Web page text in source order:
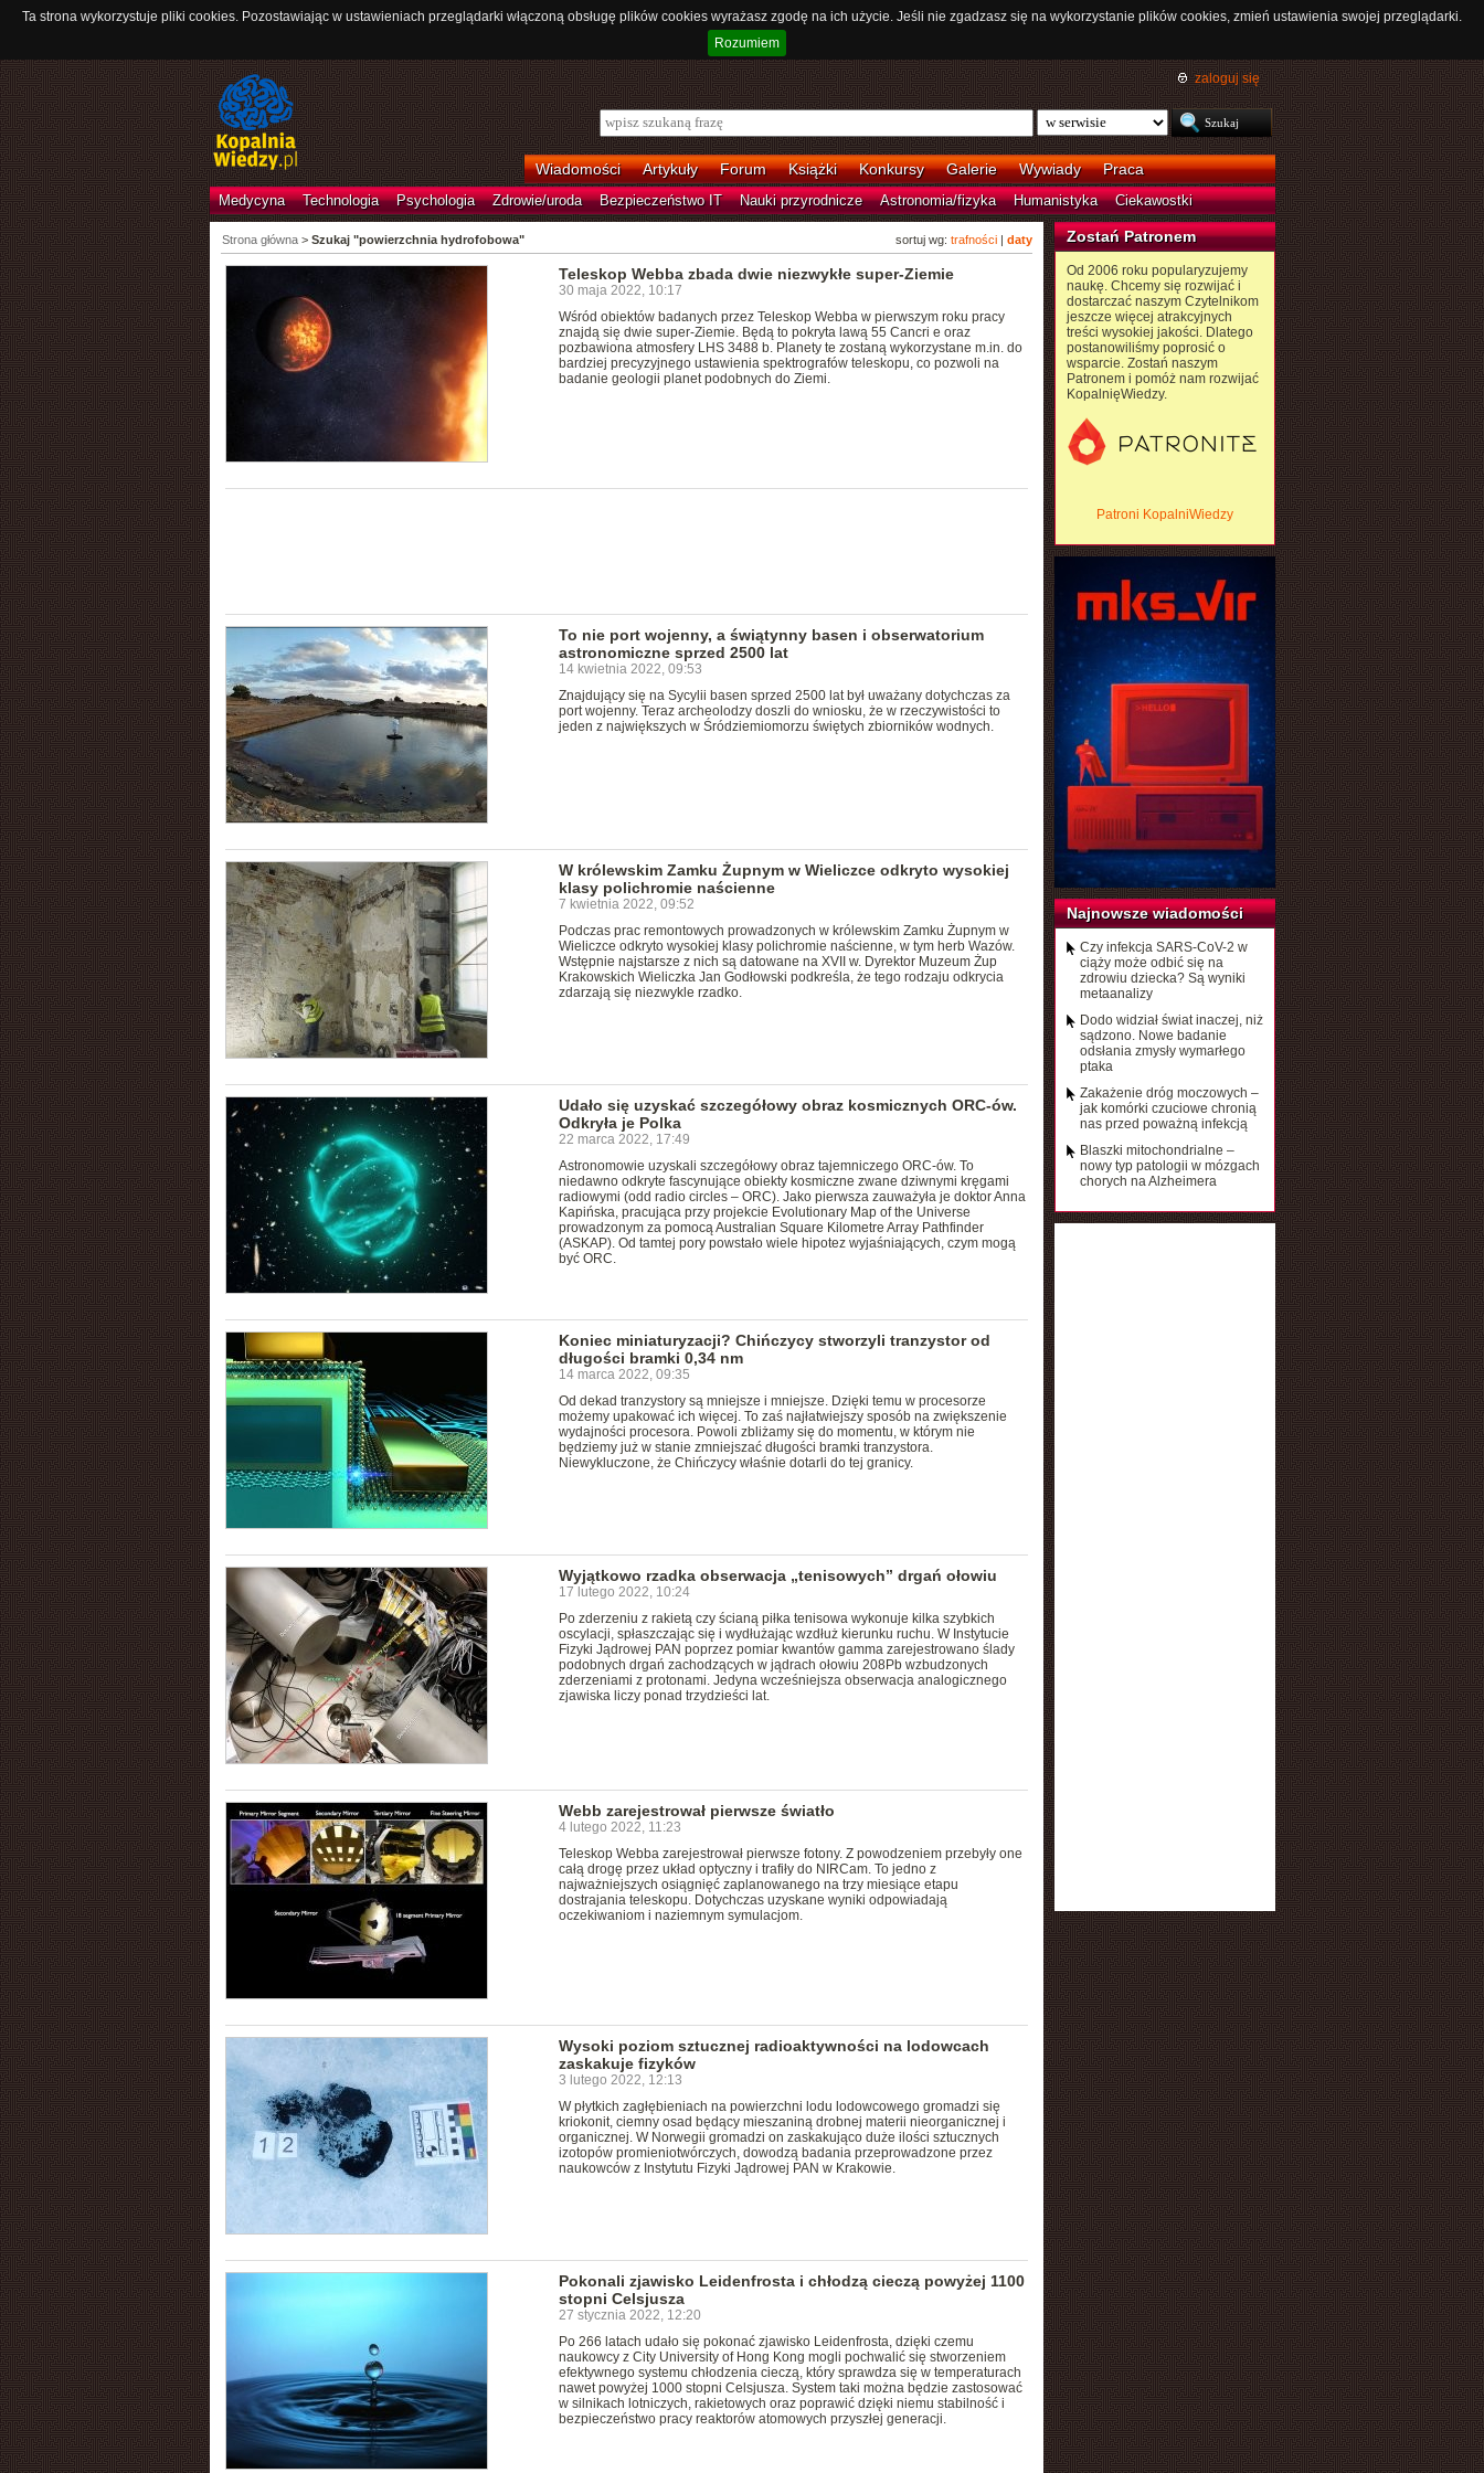
Ta strona wykorzystuje pliki cookies. Pozostawiając w ustawieniach przeglądarki włączoną obsługę plików cookies wyrażasz zgodę na ich użycie. Jeśli nie zgadzasz się na wykorzystanie plików cookies, zmień ustawienia swojej przeglądarki.
Rozumiem
zaloguj się
Wiadomości Artykuły Forum Książki Konkursy Galerie Wywiady Praca
Medycyna Technologia Psychologia Zdrowie/uroda Bezpieczeństwo IT Nauki przyrodnicze Astronomia/fizyka Humanistyka Ciekawostki
sortuj wg: trafności| daty
Strona główna> Szukaj "powierzchnia hydrofobowa"
Teleskop Webba zbada dwie niezwykłe super-Ziemie
30 maja 2022, 10:17
Wśród obiektów badanych przez Teleskop Webba w pierwszym roku pracy
znajdą się dwie super-Ziemie. Będą to pokryta lawą 55 Cancri e oraz
pozbawiona atmosfery LHS 3488 b. Planety te zostaną wykorzystane m.in. do
bardziej precyzyjnego ustawienia spektrografów teleskopu, co pozwoli na
badanie geologii planet podobnych do Ziemi.
To nie port wojenny, a świątynny basen i obserwatorium
astronomiczne sprzed 2500 lat
14 kwietnia 2022, 09:53
Znajdujący się na Sycylii basen sprzed 2500 lat był uważany dotychczas za
port wojenny. Teraz archeolodzy doszli do wniosku, że w rzeczywistości to
jeden z największych w Śródziemiomorzu świętych zbiorników wodnych.
W królewskim Zamku Żupnym w Wieliczce odkryto wysokiej
klasy polichromie naścienne
7 kwietnia 2022, 09:52
Podczas prac remontowych prowadzonych w królewskim Zamku Żupnym w
Wieliczce odkryto wysokiej klasy polichromie naścienne, w tym herb Wazów.
Wstępnie najstarsze z nich są datowane na XVII w. Dyrektor Muzeum Żup
Krakowskich Wieliczka Jan Godłowski podkreśla, że tego rodzaju odkrycia
zdarzają się niezwykle rzadko.
Udało się uzyskać szczegółowy obraz kosmicznych ORC-ów.
Odkryła je Polka
22 marca 2022, 17:49
Astronomowie uzyskali szczegółowy obraz tajemniczego ORC-ów. To
niedawno odkryte fascynujące obiekty kosmiczne zwane dziwnymi kręgami
radiowymi (odd radio circles – ORC). Jako pierwsza zauważyła je doktor Anna
Kapińska, pracująca przy projekcie Evolutionary Map of the Universe
prowadzonym za pomocą Australian Square Kilometre Array Pathfinder
(ASKAP). Od tamtej pory powstało wiele hipotez wyjaśniających, czym mogą
być ORC.
Koniec miniaturyzacji? Chińczycy stworzyli tranzystor od
długości bramki 0,34 nm
14 marca 2022, 09:35
Od dekad tranzystory są mniejsze i mniejsze. Dzięki temu w procesorze
możemy upakować ich więcej. To zaś najłatwiejszy sposób na zwiększenie
wydajności procesora. Powoli zbliżamy się do momentu, w którym nie
będziemy już w stanie zmniejszać długości bramki tranzystora.
Niewykluczone, że Chińczycy właśnie dotarli do tej granicy.
Wyjątkowo rzadka obserwacja „tenisowych” drgań ołowiu
17 lutego 2022, 10:24
Po zderzeniu z rakietą czy ścianą piłka tenisowa wykonuje kilka szybkich
oscylacji, spłaszczając się i wydłużając wzdłuż kierunku ruchu. W Instytucie
Fizyki Jądrowej PAN poprzez pomiar kwantów gamma zarejestrowano ślady
podobnych drgań zachodzących w jądrach ołowiu 208Pb wzbudzonych
zderzeniami z protonami. Jedyna wcześniejsza obserwacja analogicznego
zjawiska liczy ponad trzydzieści lat.
Webb zarejestrował pierwsze światło
4 lutego 2022, 11:23
Teleskop Webba zarejestrował pierwsze fotony. Z powodzeniem przebyły one
całą drogę przez układ optyczny i trafiły do NIRCam. To jedno z
najważniejszych osiągnięć zaplanowanego na trzy miesiące etapu
dostrajania teleskopu. Dotychczas uzyskane wyniki odpowiadają
oczekiwaniom i naziemnym symulacjom.
Wysoki poziom sztucznej radioaktywności na lodowcach
zaskakuje fizyków
3 lutego 2022, 12:13
W płytkich zagłębieniach na powierzchni lodu lodowcowego gromadzi się
kriokonit, ciemny osad będący mieszaniną drobnej materii nieorganicznej i
organicznej. W Norwegii gromadzi on zaskakująco duże ilości sztucznych
izotopów promieniotwórczych, dowodzą badania przeprowadzone przez
naukowców z Instytutu Fizyki Jądrowej PAN w Krakowie.
Pokonali zjawisko Leidenfrosta i chłodzą cieczą powyżej 1100
stopni Celsjusza
27 stycznia 2022, 12:20
Po 266 latach udało się pokonać zjawisko Leidenfrosta, dzięki czemu
naukowcy z City University of Hong Kong mogli pochwalić się stworzeniem
efektywnego systemu chłodzenia cieczą, który sprawdza się w temperaturach
nawet powyżej 1000 stopni Celsjusza. System taki można będzie zastosować
w silnikach lotniczych, rakietowych oraz poprawić dzięki niemu stabilność i
bezpieczeństwo pracy reaktorów atomowych przyszłej generacji.
Zostań Patronem
Od 2006 roku popularyzujemy
naukę. Chcemy się rozwijać i
dostarczać naszym Czytelnikom
jeszcze więcej atrakcyjnych
treści wysokiej jakości. Dlatego
postanowiliśmy poprosić o
wsparcie. Zostań naszym
Patronem i pomóż nam rozwijać
KopalnięWiedzy.
Patroni KopalniWiedzy
Najnowsze wiadomości
Czy infekcja SARS-CoV-2 w
ciąży może odbić się na
zdrowiu dziecka? Są wyniki
metaanalizy
Dodo widział świat inaczej, niż
sądzono. Nowe badanie
odsłania zmysły wymarłego
ptaka
Zakażenie dróg moczowych –
jak komórki czuciowe chronią
nas przed poważną infekcją
Blaszki mitochondrialne –
nowy typ patologii w mózgach
chorych na Alzheimera